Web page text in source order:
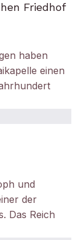
Friedhof
haben
einen
und
der
Das Reich